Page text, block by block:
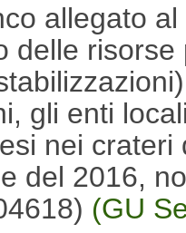
allegato
delle
gli enti
nei
del 2016,
(GU